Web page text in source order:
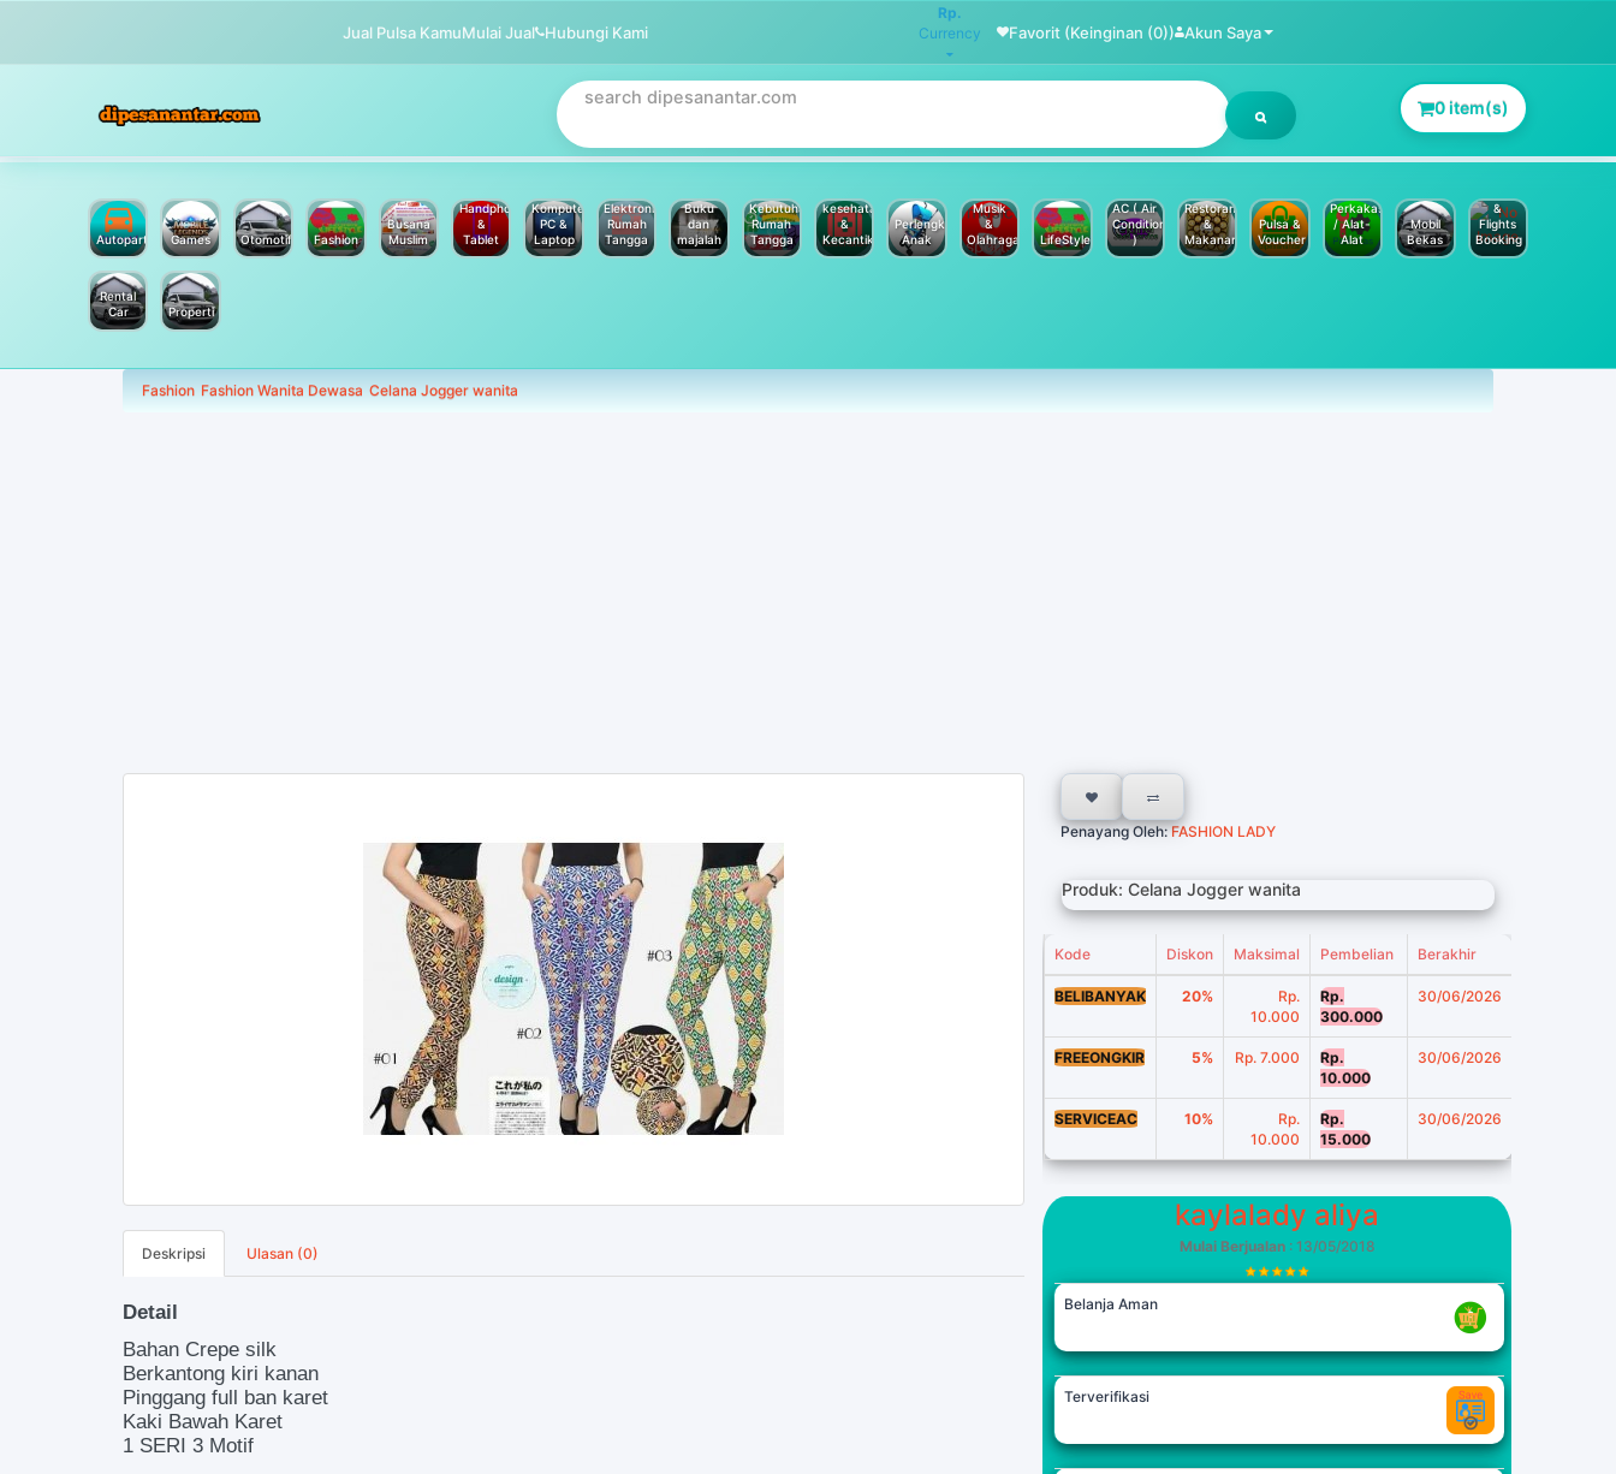
Jual Pulsa KamuMulai Jual Hubungi Kami
Rp.
Currency
Favorit (Keinginan (0)) Akun Saya
0 item(s)
Autoparts Games Otomotif Fashion
Busana
Muslim
Handphone
&
Tablet
Komputer
PC &
Laptop
Elektronik
Rumah
Tangga
Buku
dan
majalah
Kebutuhan
Rumah
Tangga
kesehatan
&
Kecantikan
Perlengkapan
Anak
Musik
&
Olahraga
LifeStyle
AC ( Air
Conditioner
)
Restoran
&
Makanan
Pulsa &
Voucher
Perkakas
/ Alat-
Alat
Mobil
Bekas
&
Flights
Booking
Rental
Car
Properti
Fashion Fashion Wanita Dewasa Celana Jogger wanita
Deskripsi Ulasan (0)
Detail
Bahan Crepe silk
Berkantong kiri kanan
Pinggang full ban karet
Kaki Bawah Karet
1 SERI 3 Motif
Penayang Oleh:FASHION LADY
Produk: Celana Jogger wanita
Kode Diskon Maksimal Pembelian Berakhir
BELIBANYAK 20%
Rp.
10.000
Rp.
300.000
30/06/2026
FREEONGKIR 5% Rp. 7.000
Rp.
10.000
30/06/2026
SERVICEAC 10%
Rp.
10.000
Rp.
15.000
30/06/2026
kaylalady aliya
Mulai Berjualan: 13/05/2018
Belanja Aman
Terverifikasi